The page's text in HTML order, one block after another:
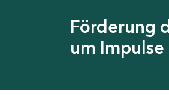
Förderung
um